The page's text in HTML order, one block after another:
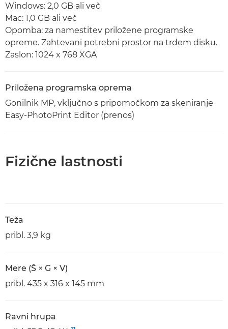
Windows: 2,0 GB ali več
Mac: 1,0 GB ali več
Opomba: za namestitev priložene programske
opreme. Zahtevani potrebni prostor na trdem disku.
Zaslon: 1024 x 768 XGA
Priložena programska oprema
Gonilnik MP, vključno s pripomočkom za skeniranje
Easy-PhotoPrint Editor (prenos)
Fizične lastnosti
Teža
pribl. 3,9 kg
Mere (Š × G × V)
pribl. 435 x 316 x 145 mm
Ravni hrupa